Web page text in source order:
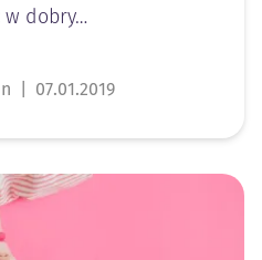
w dobry…
07.01.2019